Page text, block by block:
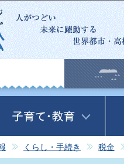
この
くらし・手続き 税金